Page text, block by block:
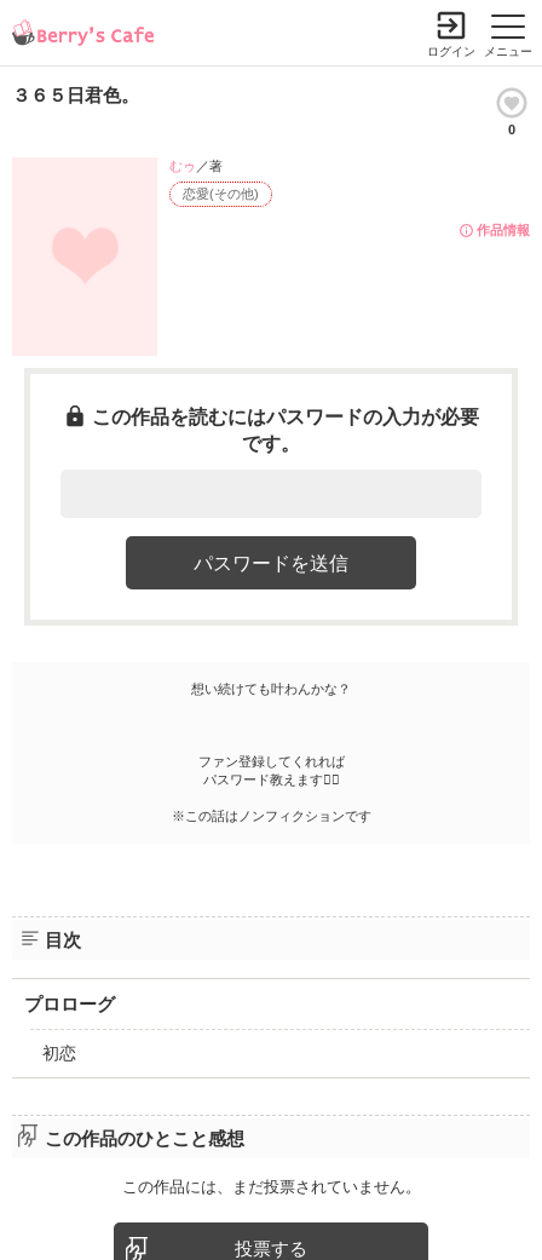
メニュー
ログイン
３６５日君色。
0
作品情報
恋愛(その他)
むゥ ／著
この作品を読むにはパスワードの入力が必要
です。
想い続けても叶わんかな？
ファン登録してくれれば
パスワード教えます
※この話はノンフィクションです
目次
プロローグ
初恋
この作品のひとこと感想
この作品には、まだ投票されていません。
投票する